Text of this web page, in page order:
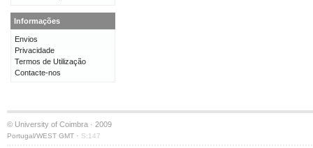
Informações
Envios
Privacidade
Termos de Utilização
Contacte-nos
© University of Coimbra · 2009
Portugal/WEST GMT · S:147